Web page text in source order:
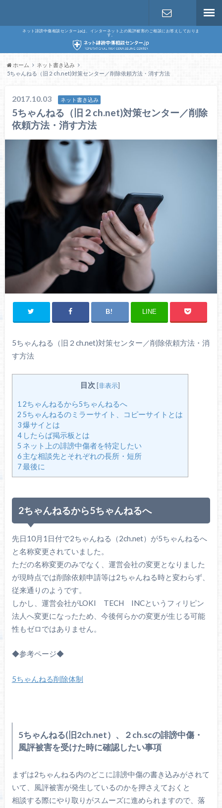
ネット誹謗中傷相談センター.jpは、インターネット上の風評被害のご相談にお答えしておりま
す。
ホーム
ネット書き込み
5ちゃんねる（旧２ch.net)対策センター／削除依頼方法・消す方法
2017.10.03 ネット書き込み
5ちゃんねる（旧２ch.net)対策センター／削除
依頼方法・消す方法
LINE
5ちゃんねる（旧２ch.net)対策センター／削除依頼方法・消
す方法
目次 [非表示]
1 2ちゃんねるから5ちゃんねるへ
2 5ちゃんねるのミラーサイト、コピーサイトとは
3爆サイとは
4したらば掲示板とは
5 ネット上の誹謗中傷者を特定したい
6主な相談先とそれぞれの長所・短所
7最後に
2ちゃんねるから5ちゃんねるへ
先日10月1日付で2ちゃんねる（2ch.net）が5ちゃんねるへ
と名称変更されていました。
ただの名称変更のみでなく、運営会社の変更となりました
が現時点では削除依頼申請等は2ちゃんねる時と変わらず、
従来通りのようです。
しかし、運営会社がLOKI TECH INCというフィリピン
法人へ変更になったため、今後何らかの変更が生じる可能
性もゼロではありません。
◆参考ページ◆
5ちゃんねる削除体制
5ちゃんねる(旧2ch.net）、２ch.scの誹謗中傷・
風評被害を受けた時に確認したい事項
まずは2ちゃんねる内のどこに誹謗中傷の書き込みがされて
いて、風評被害が発生しているのかを押さえておくと
相談する際にやり取りがスムーズに進められますので、落